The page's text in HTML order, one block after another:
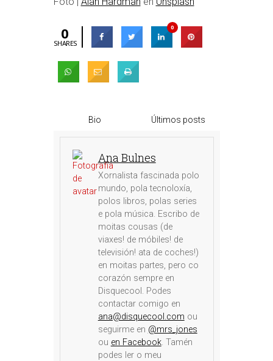
0
SHARES
0
Bio Últimos posts
Ana Bulnes
Xornalista fascinada polo
mundo, pola tecnoloxía,
polos libros, polas series
e pola música. Escribo de
moitas cousas (de
viaxes! de móbiles! de
televisión! ata de coches!)
en moitas partes, pero co
corazón sempre en
Disquecool. Podes
contactar comigo en
ana@disquecool.com ou
seguirme en @mrs_jones
ou en Facebook. Tamén
podes ler o meu